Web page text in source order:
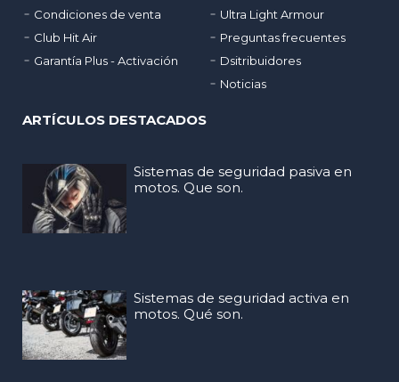
Condiciones de venta
Club Hit Air
Garantía Plus - Activación
Ultra Light Armour
Preguntas frecuentes
Dsitribuidores
Noticias
ARTÍCULOS DESTACADOS
Sistemas de seguridad pasiva en
motos. Que son.
Sistemas de seguridad activa en
motos. Qué son.